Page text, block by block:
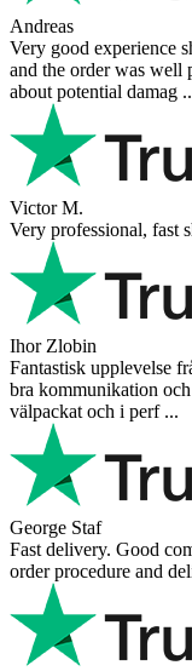
Andreas
Very good experience
and the order was well
about potential damag
Victor M.
Very professional, fast
Ihor Zlobin
Fantastisk upplevelse
bra kommunikation
välpackat och i perf ...
George Staf
Fast delivery. Good
order procedure and